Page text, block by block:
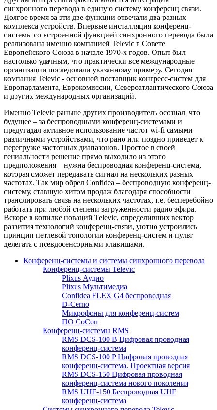
синхронного перевода в единую систему конференц связи.
Долгое время за эти две функции отвечали два разных
комплекса устройств. Впервые инсталляция конференц-
системы со встроенной функцией синхронного перевода была
реализована именно компанией Televic в Совете
Европейского Союза в начале 1970-х годов. Опыт был
настолько удачным, что практически все международные
организации последовали указанному примеру. Сегодня
компания Televic - основной поставщик конгресс-систем для
Европарламента, Еврокомиссии, Североатлантического Союза
и других международных организаций.
Именно Televic раньше других производитель осознал, что
будущее – за беспроводными конференц-системами и
предугадал активное использование частот wi-fi самыми
различными устройствами, что рано или поздно приведет к
перегрузке частотных диапазонов. Простое в своей
гениальности решение прямо выходило из этого
предположения – нужна беспроводная конференц-система,
которая сможет передавать сигнал на нескольких разных
частотах. Так мир обрел Confidea – беспроводную конференц-
систему, ставшую хитом продаж благодаря способности
транслировать связь на нескольких частотах, т.е. бесперебойно
работать при любой степени загруженности радио эфира.
Вскоре в копилке новаций Televic, определивших вектор
развития технологий конференц-связи, уютно устроились
принцип петлевой топологии конференц-систем и пульт
делегата с псевдосенсорными клавишами.
Конференц-системы и системы синхронного перевода
Конференц-системы Televic
Plixus Аудио
Plixus Мультимедиа
Confidea FLEX G4 беспроводная
D-Cerno
Микрофоны для конференц-систем
ПО CoCon
Конференц-системы RMS
RMS DCS-100 B Цифровая проводная
конференц-система
RMS DCS-100 P Цифровая проводная
конференц-система. Проектная версия
RMS DCS-150 Цифровая проводная
конференц-система нового поколения
RMS UHF-150 Беспроводная UHF
конференц-система